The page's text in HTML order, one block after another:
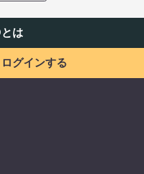
は
グインする